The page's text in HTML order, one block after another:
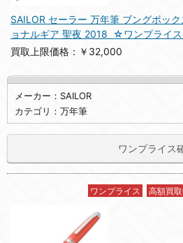
SAILOR セーラー 万年筆 ブングボッ
ョナルギア 聖夜 2018 ☆ワンプライス
買取上限価格：￥32,000
メーカー：SAILOR
カテゴリ：万年筆
ワンプライス
ワンプライス 高額買